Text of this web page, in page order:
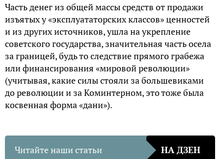
Часть денег из общей массы средств от продажи
изъятых у «эксплуататорских классов» ценностей
и из других источников, ушла на укрепление
советского государства, значительная часть осела
за границей, будь то следствие прямого грабежа
или финансирования «мировой революции»
(учитывая, какие силы стояли за большевиками
до революции и за Коминтерном, это тоже была
косвенная форма «дани»).
Читайте наши статьи НА ДЗЕН